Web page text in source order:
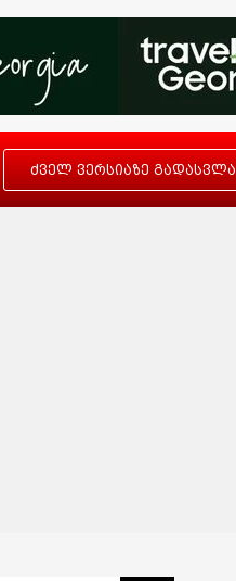
ძველ ვერსიაზე გადასვლა